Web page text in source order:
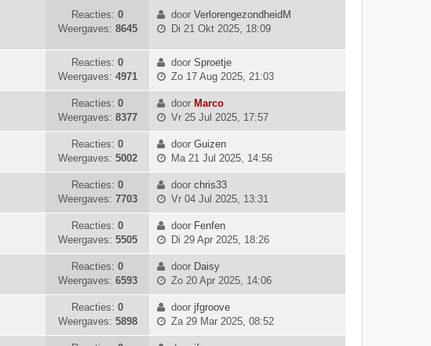
t
s
t
b
e
i
c
t
a
t
e
c
i
j
k
l
a
a
s
t
b
e
i
c
t
Reacties: 0
Weergaves: 8645
door VerlorengezondheidM
k
t
Di 21 Okt 2025, 18:09
Reacties: 0
Weergaves: 4971
door Sproetje
B
i
j
a
t
s
e
b
h
Zo 17 Aug 2025, 21:03
Reacties: 0
Weergaves: 8377
door Marco
B
i
j
l
a
t
s
e
b
r
i
Vr 25 Jul 2025, 17:57
Reacties: 0
Weergaves: 5002
door Guizen
B
j
l
a
t
s
e
b
Ma 21 Jul 2025, 14:56
Reacties: 0
Weergaves: 7703
door chris33
B
j
l
a
t
s
Vr 04 Jul 2025, 13:31
Reacties: 0
Weergaves: 5505
door Fenfen
B
i
j
l
a
Di 29 Apr 2025, 18:26
Reacties: 0
Weergaves: 6593
door Daisy
B
i
j
Zo 20 Apr 2025, 14:06
Reacties: 0
Weergaves: 5898
door jfgroove
B
Za 29 Mar 2025, 08:52